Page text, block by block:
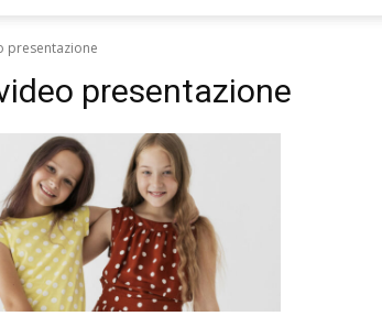
presentazione
presentazione